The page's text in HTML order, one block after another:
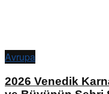
Avrupa
2026 Venedik